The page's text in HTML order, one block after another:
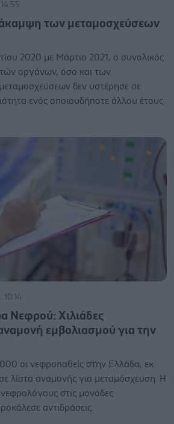
14:55
των μεταμοσχεύσεων
2020 με Μάρτιο 2021, ο συνολικός
οργάνων, όσο και των
δεν υστέρησε σε
ενός οποιουδήποτε άλλου έτους.
10:14
Νεφρού: Χιλιάδες
εμβολιασμού για την
οι νεφροπαθείς στην Ελλάδα, εκ
λίστα αναμονής για μεταμόσχευση. Η
στις μονάδες
αντιδράσεις.